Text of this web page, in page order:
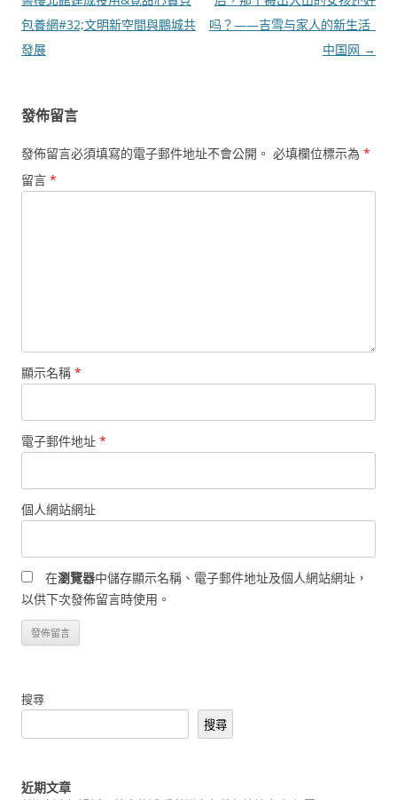
導
覽
包養網#32;文明新空間與鵬城共
發展
吗？——吉雪与家人的新生活_
中国网 →
發佈留言
發佈留言必須填寫的電子郵件地址不會公開。 必填欄位標示為 *
留言 *
顯示名稱 *
電子郵件地址 *
個人網站網址
在瀏覽器中儲存顯示名稱、電子郵件地址及個人網站網址，
以供下次發佈留言時使用。
搜尋
搜尋
近期文章